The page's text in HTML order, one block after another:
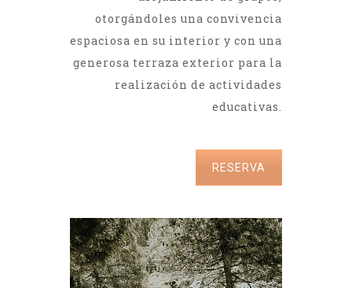
otorgándoles una convivencia
espaciosa en su interior y con una
generosa terraza exterior para la
realización de actividades
educativas.
RESERVA